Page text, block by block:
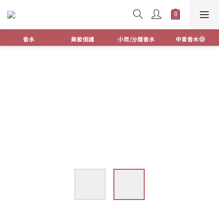
香水 美妝個護 小眾/沙龍香水 中東香水🤠